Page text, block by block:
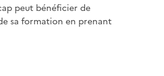
peut bénéficier de
sa formation en prenant